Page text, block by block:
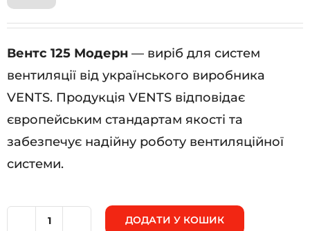
Вентс 125 Модерн — виріб для систем
вентиляції від українського виробника
VENTS. Продукція VENTS відповідає
європейським стандартам якості та
забезпечує надійну роботу вентиляційної
системи.
ДОДАТИ У КОШИК